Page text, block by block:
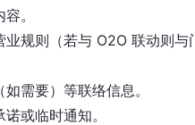
。
规则（若与 O2O 联动则与
需要）等联络信息。
或临时通知。